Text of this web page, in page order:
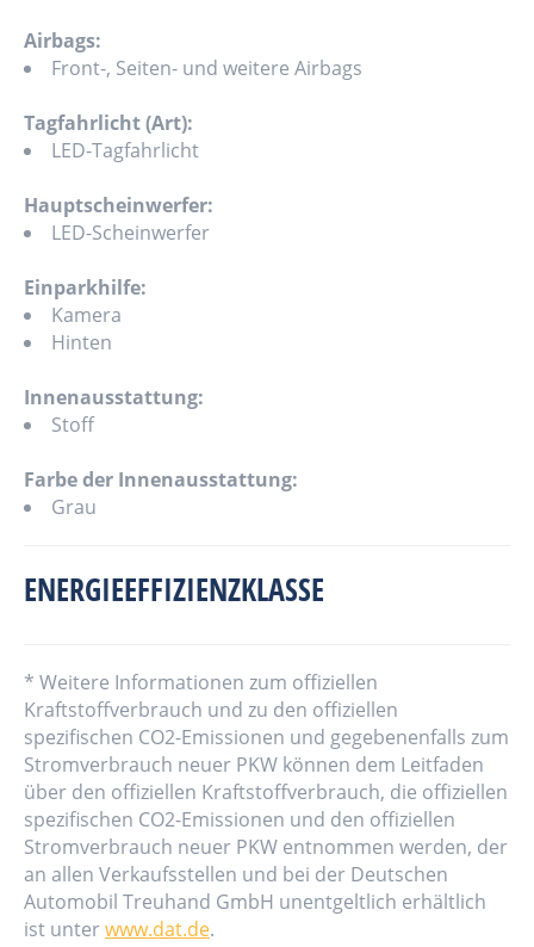
Airbags:
Front-, Seiten- und weitere Airbags
Tagfahrlicht (Art):
LED-Tagfahrlicht
Hauptscheinwerfer:
LED-Scheinwerfer
Einparkhilfe:
Kamera
Hinten
Innenausstattung:
Stoff
Farbe der Innenausstattung:
Grau
ENERGIEEFFIZIENZKLASSE
* Weitere Informationen zum offiziellen
Kraftstoffverbrauch und zu den offiziellen
spezifischen CO2-Emissionen und gegebenenfalls zum
Stromverbrauch neuer PKW können dem Leitfaden
über den offiziellen Kraftstoffverbrauch, die offiziellen
spezifischen CO2-Emissionen und den offiziellen
Stromverbrauch neuer PKW entnommen werden, der
an allen Verkaufsstellen und bei der Deutschen
Automobil Treuhand GmbH unentgeltlich erhältlich
ist unterwww.dat.de.